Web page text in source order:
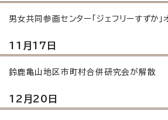
男女共同参画センター「ジェフリーすずか」
11月17日
鈴鹿亀山地区市町村合併研究会が解散
12月20日